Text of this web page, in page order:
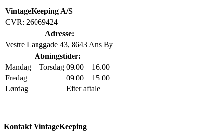
VintageKeeping A/S
CVR: 26069424
Adresse:
Vestre Langgade 43, 8643 Ans By
Åbningstider:
Mandag – Torsdag 09.00 – 16.00
Fredag
09.00 – 15.00
Lørdag
Efter aftale
Kontakt VintageKeeping